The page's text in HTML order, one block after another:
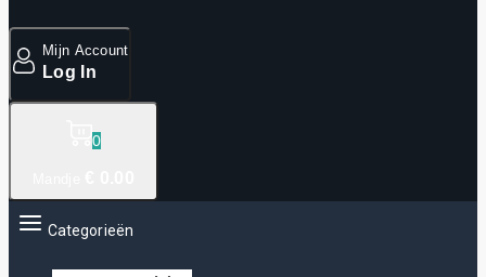
Mijn Account
Log In
0
Categorieën